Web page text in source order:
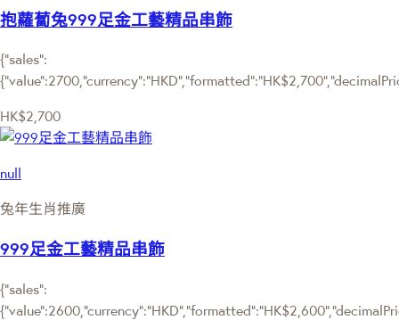
抱蘿蔔兔999足金工藝精品串飾
{"sales":
HK$2,700
null
兔年生肖推廣
999足金工藝精品串飾
{"sales":